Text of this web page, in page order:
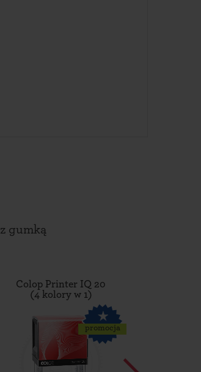
z gumką
Colop Printer IQ 20
(4 kolory w 1)
promocja